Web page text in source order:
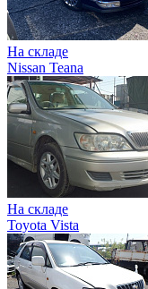
На складе
Nissan Teana
На складе
Toyota Vista